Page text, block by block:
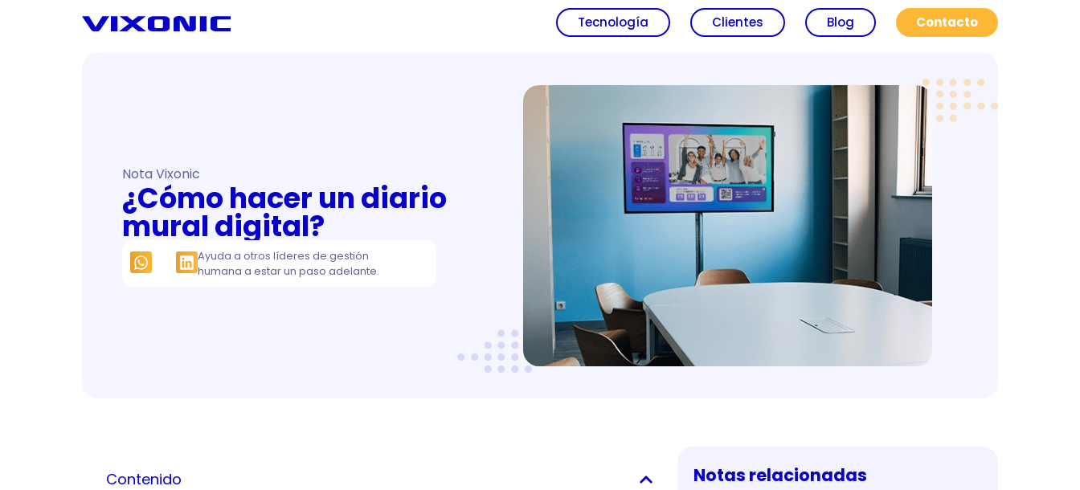
Tecnología Clientes Blog Contacto
Nota Vixonic
¿Cómo hacer un diario
mural digital?
Ayuda a otros líderes de gestión
humana a estar un paso adelante.
Contenido Notas relacionadas